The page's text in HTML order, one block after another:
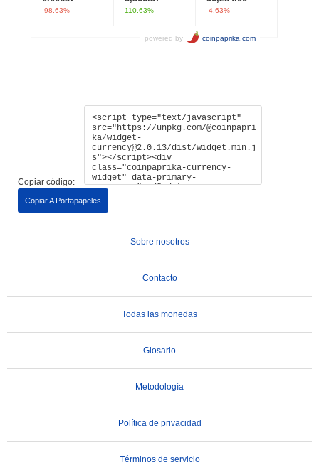
Copiar código:
Copiar A Portapapeles
Sobre nosotros
Contacto
Todas las monedas
Glosario
Metodología
Política de privacidad
Términos de servicio